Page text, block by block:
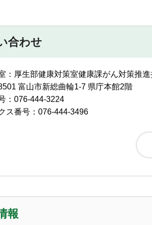
合わせ
：厚生部健康対策室健康課がん対策推
富山市新総曲輪1-7 県庁本館2階
：076-444-3224
ス番号：076-444-3496
報